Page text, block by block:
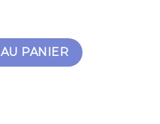
portable
PANIER